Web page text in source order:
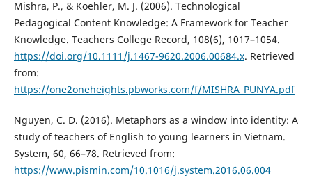
Mishra, P., & Koehler, M. J. (2006). Technological
Pedagogical Content Knowledge: A Framework for Teacher
Knowledge. Teachers College Record, 108(6), 1017–1054.
https://doi.org/10.1111/j.1467-9620.2006.00684.x. Retrieved
from:
https://one2oneheights.pbworks.com/f/MISHRA_PUNYA.pdf
Nguyen, C. D. (2016). Metaphors as a window into identity: A
study of teachers of English to young learners in Vietnam.
System, 60, 66–78. Retrieved from:
https://www.pismin.com/10.1016/j.system.2016.06.004